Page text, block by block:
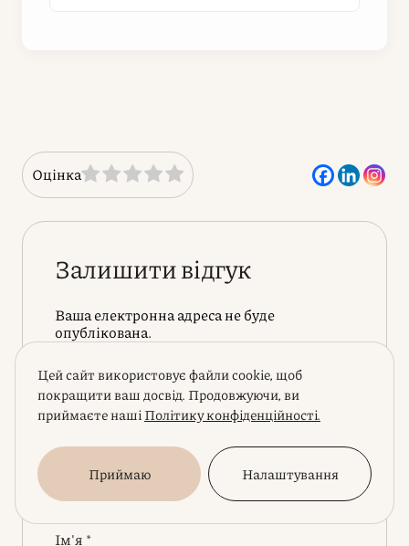
Оцінка
Залишити відгук
Ваша електронна адреса не буде
опублікована.
Ім'я *
Цей сайт використовує файли cookie, щоб
покращити ваш досвід. Продовжуючи, ви
приймаєте нашіПолітику конфіденційності.
Приймаю Налаштування